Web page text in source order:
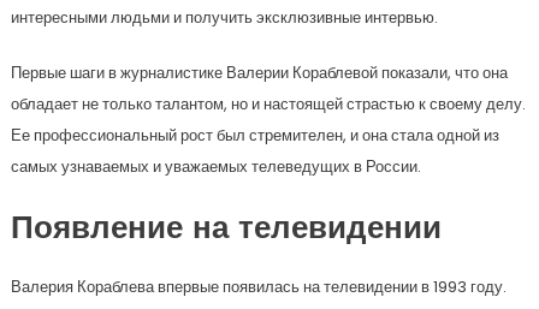
интересными людьми и получить эксклюзивные интервью.
Первые шаги в журналистике Валерии Кораблевой показали, что она
обладает не только талантом, но и настоящей страстью к своему делу.
Ее профессиональный рост был стремителен, и она стала одной из
самых узнаваемых и уважаемых телеведущих в России.
Появление на телевидении
Валерия Кораблева впервые появилась на телевидении в 1993 году.